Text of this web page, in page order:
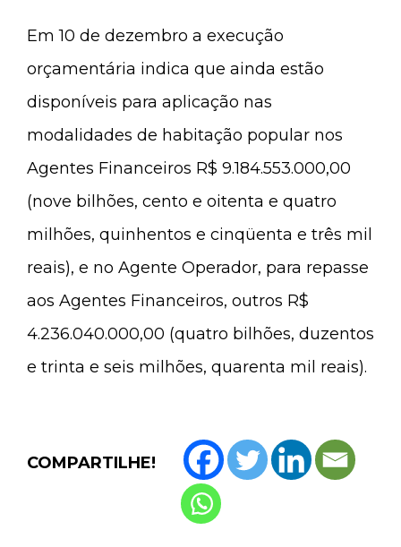
Em 10 de dezembro a execução
orçamentária indica que ainda estão
disponíveis para aplicação nas
modalidades de habitação popular nos
Agentes Financeiros R$ 9.184.553.000,00
(nove bilhões, cento e oitenta e quatro
milhões, quinhentos e cinqüenta e três mil
reais), e no Agente Operador, para repasse
aos Agentes Financeiros, outros R$
4.236.040.000,00 (quatro bilhões, duzentos
e trinta e seis milhões, quarenta mil reais).
COMPARTILHE!